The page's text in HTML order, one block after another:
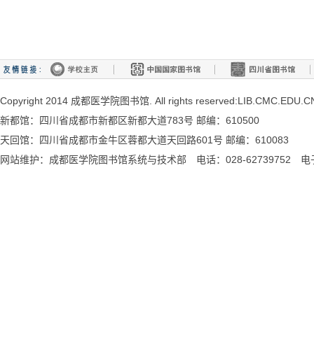
Copyright 2014 成都医学院图书馆. All rights
新都馆：四川省成都市新都区新都大道783号 邮编：610500
天回馆：四川省成都市金牛区蓉都大道天回路601号 邮编：610083
网站维护：成都医学院图书馆系统与技术部 电话：028-62739752 电